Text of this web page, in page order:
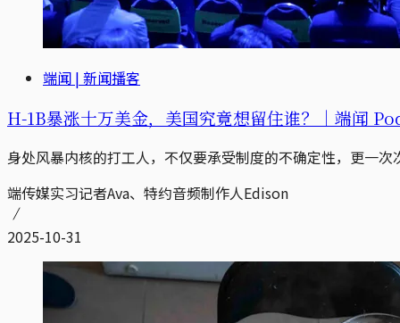
端闻 | 新闻播客
H-1B暴涨十万美金，美国究竟想留住谁？｜端闻
身处风暴内核的打工人，不仅要承受制度的不确定性，更一
端传媒实习记者Ava、特约音频制作人Edison
2025-10-31